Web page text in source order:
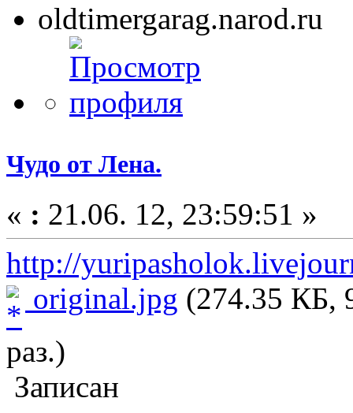
oldtimergarag.narod.ru
Чудо от Лена.
« : 21.06. 12, 23:59:51 »
http://
original.jpg (274.35 КБ,
раз.)
Записан